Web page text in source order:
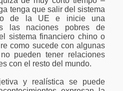
tenga que salir del sistema
de la UE e inicie una
las naciones pobres de
sistema financiero chino o
como sucede con algunas
pueden tener relaciones
con el resto del mundo.
y realística se puede